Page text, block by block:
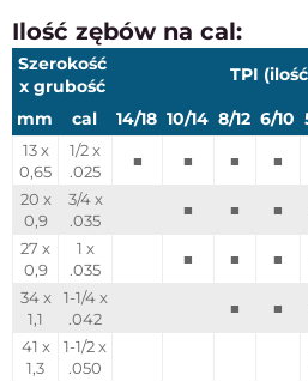
Ilość zębów na cal:
Szerokość
x grubość
TPI
mm cal 14/18 10/14 8/12 6/10
13 x
0,65
1/2 x
.025
■ ■ ■
■
20 x
0,9
3/4 x
.035
■ ■ ■
27 x
0,9
1 x
.035
■ ■ ■
34 x
1,1
1-1/4 x
.042
■ ■
41 x
1,3
1-1/2 x
.050